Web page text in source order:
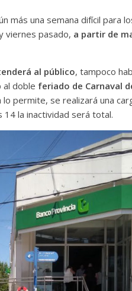
más una semana difícil para
viernes pasado, a partir de
al público, tampoco
al doble feriado de Carnaval
permite, se realizará una
la inactividad será total.